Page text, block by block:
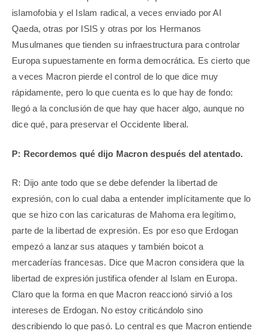
islamofobia y el Islam radical, a veces enviado por Al
Qaeda, otras por ISIS y otras por los Hermanos
Musulmanes que tienden su infraestructura para controlar
Europa supuestamente en forma democrática. Es cierto que
a veces Macron pierde el control de lo que dice muy
rápidamente, pero lo que cuenta es lo que hay de fondo:
llegó a la conclusión de que hay que hacer algo, aunque no
dice qué, para preservar el Occidente liberal.
P: Recordemos qué dijo Macron después del atentado.
R: Dijo ante todo que se debe defender la libertad de
expresión, con lo cual daba a entender implícitamente que lo
que se hizo con las caricaturas de Mahoma era legítimo,
parte de la libertad de expresión. Es por eso que Erdogan
empezó a lanzar sus ataques y también boicot a
mercaderías francesas. Dice que Macron considera que la
libertad de expresión justifica ofender al Islam en Europa.
Claro que la forma en que Macron reaccionó sirvió a los
intereses de Erdogan. No estoy criticándolo sino
describiendo lo que pasó. Lo central es que Macron entiende